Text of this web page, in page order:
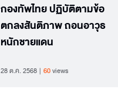
กองทัพไทย ปฏิบัติตามข้อ
ตกลงสันติภาพ ถอนอาวุธ
หนักชายแดน
28 ต.ค. 2568 60views